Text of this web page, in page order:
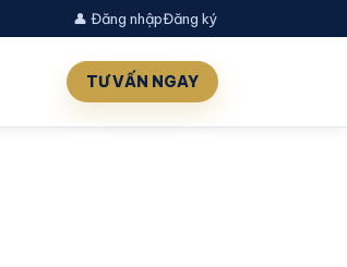
👤 Đăng nhậpĐăng ký
TƯ VẤN NGAY